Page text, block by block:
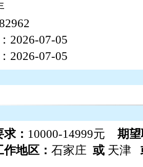
2026-07-05
2026-07-05
： 10000-14999元 期
地区： 石家庄 或天津